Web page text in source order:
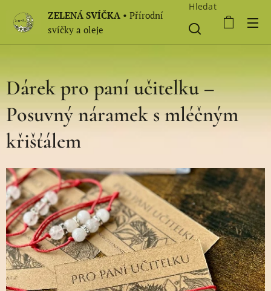
ZELENÁ SVÍČKA • Přírodní
svíčky a oleje
Hledat
Dárek pro paní učitelku –
Posuvný náramek s mléčným
křišťálem